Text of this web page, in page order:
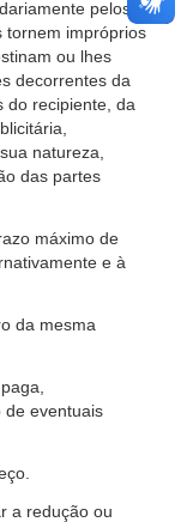
pelos
tornem impróprios
ou lhes
decorrentes da
do recipiente, da
natureza,
das partes
máximo de
e à
da mesma
de eventuais
a redução ou